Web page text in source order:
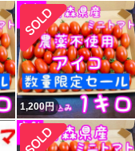
1,200円